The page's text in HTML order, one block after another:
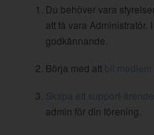
Du behöver vara
att få vara Administratör.
godkännande.
Börja med att bli medlem
Skapa ett support-ärendea
admin för din förening.